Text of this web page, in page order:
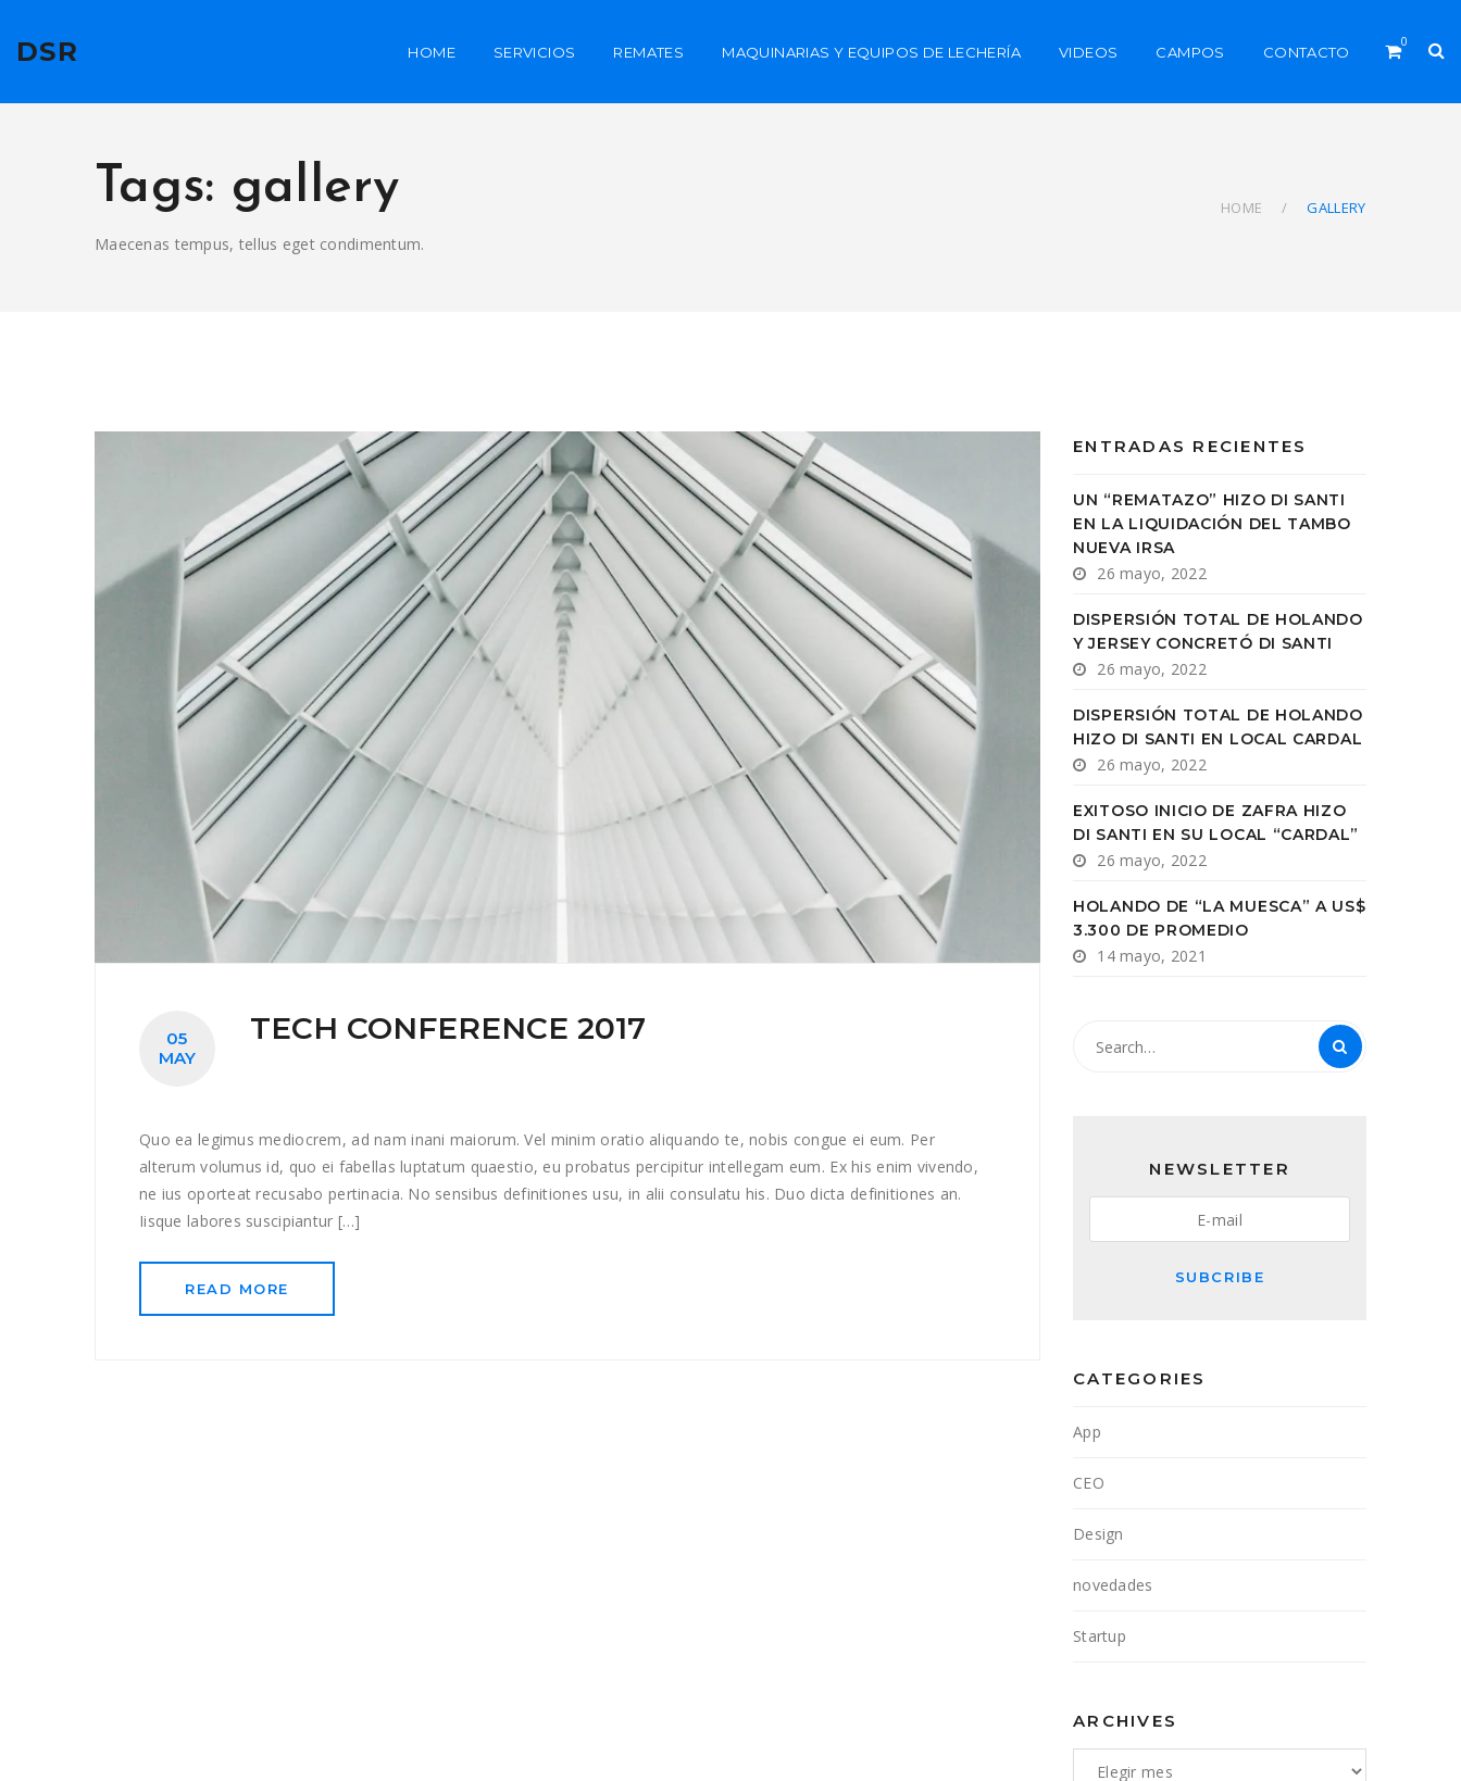
DSR HOME SERVICIOS REMATES MAQUINARIAS Y EQUIPOS DE LECHERÍA VIDEOS CAMPOS CONTACTO
0
Tags: gallery
Maecenas tempus, tellus eget condimentum.
HOME GALLERY
05
MAY
TECH CONFERENCE 2017
Quo ea legimus mediocrem, ad nam inani maiorum. Vel minim oratio aliquando te, nobis congue ei eum. Per
alterum volumus id, quo ei fabellas luptatum quaestio, eu probatus percipitur intellegam eum. Ex his enim vivendo,
ne ius oporteat recusabo pertinacia. No sensibus definitiones usu, in alii consulatu his. Duo dicta definitiones an.
Iisque labores suscipiantur […]
READ MORE
ENTRADAS RECIENTES
UN “REMATAZO” HIZO DI SANTI
EN LA LIQUIDACIÓN DEL TAMBO
NUEVA IRSA
26 mayo, 2022
DISPERSIÓN TOTAL DE HOLANDO
Y JERSEY CONCRETÓ DI SANTI
26 mayo, 2022
DISPERSIÓN TOTAL DE HOLANDO
HIZO DI SANTI EN LOCAL CARDAL
26 mayo, 2022
EXITOSO INICIO DE ZAFRA HIZO
DI SANTI EN SU LOCAL “CARDAL”
26 mayo, 2022
HOLANDO DE “LA MUESCA” A US$
3.300 DE PROMEDIO
14 mayo, 2021
NEWSLETTER
SUBCRIBE
CATEGORIES
App
CEO
Design
novedades
Startup
ARCHIVES